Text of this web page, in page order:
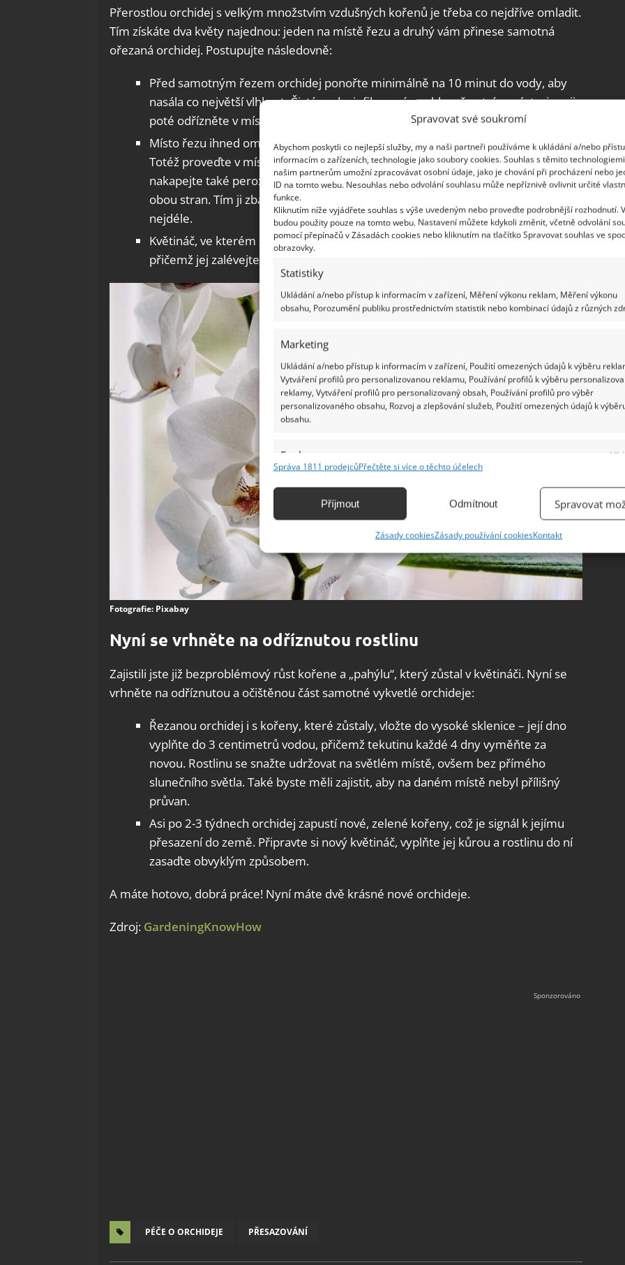
Spravovat své soukromí
Abychom poskytli co nejlepší služby, my a naši partneři používáme k ukládání a/nebo
informacím o zařízeních, technologie jako soubory cookies. Souhlas s těmito
našim partnerům umožní zpracovávat osobní údaje, jako je chování při procházení nebo
ID na tomto webu. Nesouhlas nebo odvolání souhlasu může nepříznivě ovlivnit určité
funkce.
Kliknutím níže vyjádřete souhlas s výše uvedeným nebo proveďte podrobnější rozhodnutí.
budou použity pouze na tomto webu. Nastavení můžete kdykoli změnit, včetně odvolání
pomocí přepínačů v Zásadách cookies nebo kliknutím na tlačítko Spravovat souhlas ve
obrazovky.
Statistiky
Ukládání a/nebo přístup k informacím v zařízení, Měření výkonu reklam, Měření výkonu
obsahu, Porozumění publiku prostřednictvím statistik nebo kombinací údajů z různých
Marketing
Ukládání a/nebo přístup k informacím v zařízení, Použití omezených údajů k výběru
Vytváření profilů pro personalizovanou reklamu, Používání profilů k výběru
reklamy, Vytváření profilů pro personalizovaný obsah, Používání profilů pro výběr
personalizovaného obsahu, Rozvoj a zlepšování služeb, Použití omezených údajů k
obsahu.
Funkce
Identifikace zařízení na základě automaticky přenášených informací.
základě aktivně vyžádaných informací.
Zajištění bezpečnosti, předcházení a zjišťování podvodů a
odstraňování chyb, Poskytování a zobrazování reklamy a obsahu,
Správa 1811 prodejcůPřečtěte si více o těchto účelech
Příjmout Odmítnout Spravovat
Zásady cookiesZásady používání cookiesKontakt
Přerostlou orchidej s velkým množstvím vzdušných kořenů je třeba co nejdříve omladit.
Tím získáte dva květy najednou: jeden na místě řezu a druhý vám přinese samotná
ořezaná orchidej. Postupujte následovně:
Před samotným řezem orchidej ponořte minimálně na 10 minut do vody, aby
nasála co největší vlhkost. Čistým, dezinfikovaným a hlavně ostrým nástrojem ji
poté odřízněte v místě vzdušných kořenů – ty můžete následně odstranit také.
Místo řezu ihned omyjte peroxidem vodíku, abyste zabránili jeho poškození.
Totéž proveďte v místě řezu na samotné oddělené rostlině – kromě toho
nakapejte také peroxid vodíku na vatový tampon a otřete jím listy orchideje z
obou stran. Tím ji zbavíte veškerých patogenů a zajistíte, aby zůstala zdravá co
nejdéle.
Květináč, ve kterém zůstal odříznutý „pahýl“ následně ponechte růst 1-2 měsíce,
přičemž jej zalévejte jako obvykle. Vyroste z něj krásná nová orchidej.
Fotografie: Pixabay
Nyní se vrhněte na odříznutou rostlinu
Zajistili jste již bezproblémový růst kořene a „pahýlu“, který zůstal v květináči. Nyní se
vrhněte na odříznutou a očištěnou část samotné vykvetlé orchideje:
Řezanou orchidej i s kořeny, které zůstaly, vložte do vysoké sklenice – její dno
vyplňte do 3 centimetrů vodou, přičemž tekutinu každé 4 dny vyměňte za
novou. Rostlinu se snažte udržovat na světlém místě, ovšem bez přímého
slunečního světla. Také byste měli zajistit, aby na daném místě nebyl přílišný
průvan.
Asi po 2-3 týdnech orchidej zapustí nové, zelené kořeny, což je signál k jejímu
přesazení do země. Připravte si nový květináč, vyplňte jej kůrou a rostlinu do ní
zasaďte obvyklým způsobem.
A máte hotovo, dobrá práce! Nyní máte dvě krásné nové orchideje.
Zdroj: GardeningKnowHow
PÉČE O ORCHIDEJE PŘESAZOVÁNÍ